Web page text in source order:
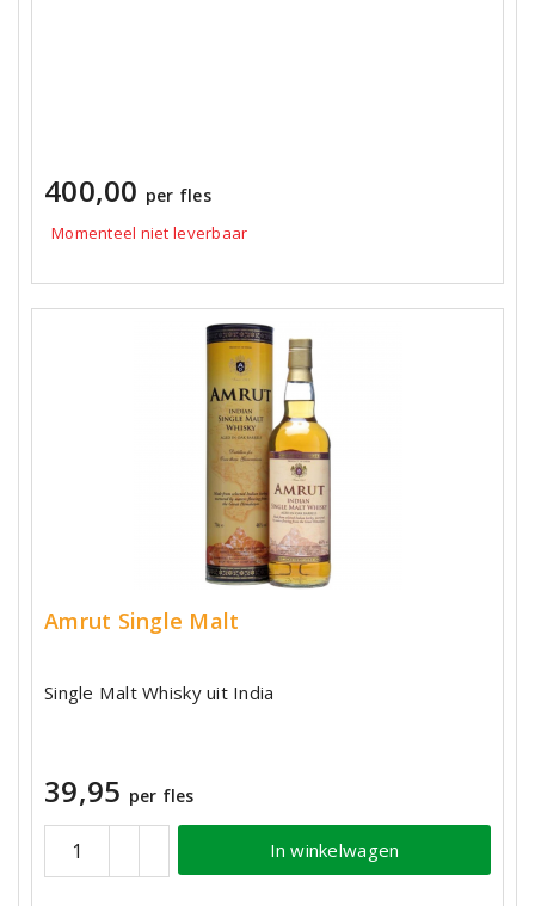
400,00 per fles
Momenteel niet leverbaar
Amrut Single Malt
Single Malt Whisky uit India
39,95 per fles
In winkelwagen